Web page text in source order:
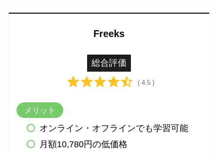
Freeks
総合評価
( 4.5 )
メリット
オンライン・オフラインでも学習可能
月額10,780円の低価格